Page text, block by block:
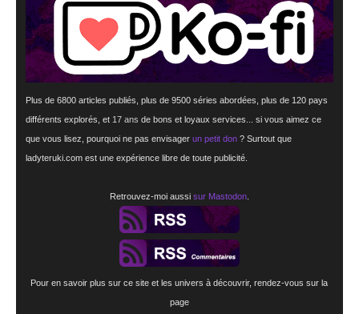
Plus de 6800 articles publiés, plus de 9500 séries abordées, plus de 120 pays
différents explorés, et 17 ans de bons et loyaux services... si vous aimez ce
que vous lisez, pourquoi ne pas envisagerun petit don ? Surtout que
ladyteruki.com est une expérience libre de toute publicité.
Retrouvez-moi aussi sur Mastodon.
Pour en savoir plus sur ce site et les univers à découvrir, rendez-vous sur la
page